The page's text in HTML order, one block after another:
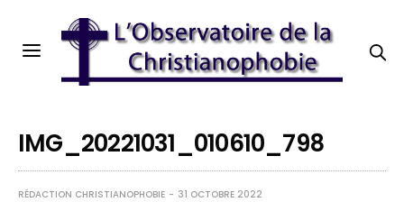
IMG_20221031_010610_798
RÉDACTION CHRISTIANOPHOBIE 31 OCTOBRE 2022